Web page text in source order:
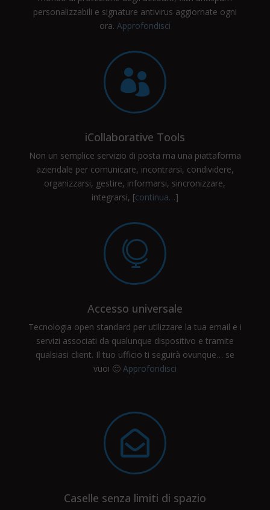
personalizzabili e signature antivirus aggiornate ogni
ora. Approfondisci

iCollaborative Tools
Non un semplice servizio di posta ma una piattaforma
aziendale per comunicare, incontrarsi, condividere,
organizzarsi, gestire, informarsi, sincronizzare,
integrarsi, [continua…]

Accesso universale
Tecnologia open standard per utilizzare la tua email e i
servizi associati da qualunque dispositivo e tramite
qualsiasi client. Il tuo ufficio ti seguirà ovunque… se
vuoi 🙂 Approfondisci

Caselle senza limiti di spazio